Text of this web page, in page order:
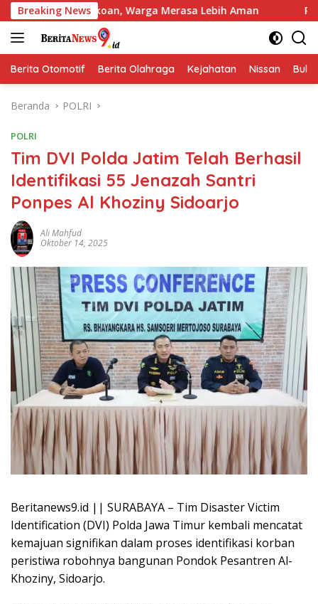
Langsung
ke
konten
Breaking News
Warga Merasa Lebih Aman Polres Jombang
Berita Otomotif Berita Olahraga Kejahatan Nissan
Beranda POLRI
POLRI
Tim DVI Polda Jatim Telah Berhasil
Identifikasi 55 Jenazah Santri
Ponpes Al Khoziny Sidoarjo
Ali Mahfud
Oktober 14, 2025
Beritanews9.id || SURABAYA – Tim Disaster Victim
Identification (DVI) Polda Jawa Timur kembali mencatat
kemajuan signifikan dalam proses identifikasi korban
peristiwa robohnya bangunan Pondok Pesantren Al-
Khoziny, Sidoarjo.